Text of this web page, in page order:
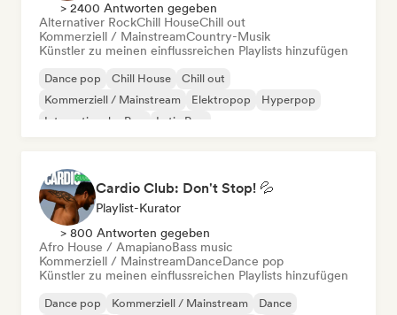
> 2400 Antworten gegeben
Alternativer RockChill HouseChill out
Kommerziell / MainstreamCountry-Musik
Künstler zu meinen einflussreichen Playlists hinzufügen
Dance pop Chill House
Chill out
Kommerziell / Mainstream
Elektropop
Hyperpop
Internationaler Pop
Latin Pop
Cardio Club: Don't Stop! 💦
Playlist-Kurator
> 800 Antworten gegeben
Afro House / AmapianoBass music
Kommerziell / MainstreamDanceDance pop
Künstler zu meinen einflussreichen Playlists hinzufügen
Dance pop Kommerziell / Mainstream
Dance